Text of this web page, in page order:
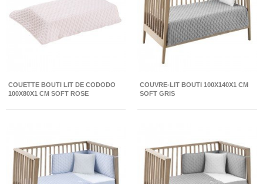
COUETTE BOUTI LIT DE CODODO
100X80X1 CM SOFT ROSE
COUVRE-LIT BOUTI 100X140X1 CM
SOFT GRIS